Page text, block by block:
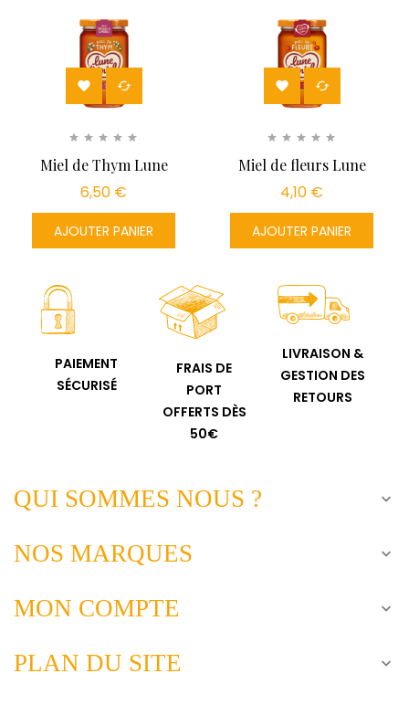
 
Miel de Thym Lune
de Miel®...
6,50 €
AJOUTER PANIER
 
Miel de fleurs Lune
de...
4,10 €
AJOUTER PANIER
PAIEMENT
SÉCURISÉ
FRAIS DE
PORT
OFFERTS DÈS
50€
LIVRAISON &
GESTION DES
RETOURS
QUI SOMMES NOUS ? 
NOS MARQUES 
MON COMPTE 
PLAN DU SITE 